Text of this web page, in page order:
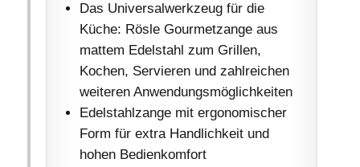
Das Universalwerkzeug für die
Küche: Rösle Gourmetzange aus
mattem Edelstahl zum Grillen,
Kochen, Servieren und zahlreichen
weiteren Anwendungsmöglichkeiten
Edelstahlzange mit ergonomischer
Form für extra Handlichkeit und
hohen Bedienkomfort